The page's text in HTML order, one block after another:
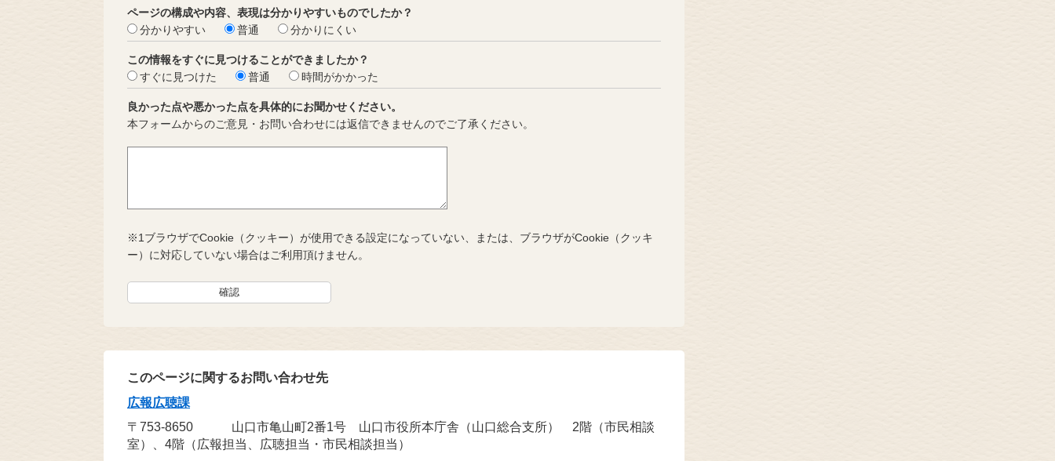
ページの構成や内容、表現は分かりやすいものでしたか？
分かりやすい
普通 分かりにくい
この情報をすぐに見つけることができましたか？
すぐに見つけた
普通 時間がかかった
良かった点や悪かった点を具体的にお聞かせください。
本フォームからのご意見・お問い合わせには返信できませんのでご了承ください。
※1ブラウザでCookie（クッキー）が使用できる設定になっていない、または、ブラウザがCookie（クッキ
ー）に対応していない場合はご利用頂けません。
このページに関するお問い合わせ先
広報広聴課
〒753-8650
山口市亀山町2番1号 山口市役所本庁舎（山口総合支所） 2階（市民相談
室）、4階（広報担当、広聴担当・市民相談担当）